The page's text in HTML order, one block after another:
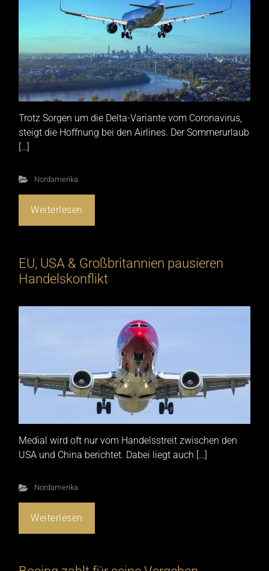
Trotz Sorgen um die Delta-Variante vom Coronavirus,
steigt die Hoffnung bei den Airlines. Der Sommerurlaub
[…]
Nordamerika
Weiterlesen
EU, USA & Großbritannien pausieren
Handelskonflikt
Medial wird oft nur vom Handelsstreit zwischen den
USA und China berichtet. Dabei liegt auch […]
Nordamerika
Weiterlesen